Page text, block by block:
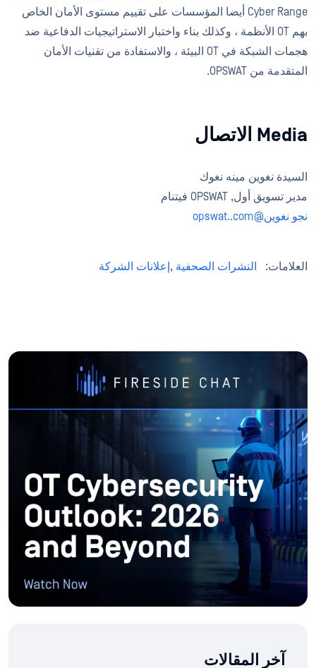
Cyber Range أيضا المؤسسات على تقييم مستوى الأمان الخاص
بهم OT الأنظمة ، وكذلك بناء واختبار الاستراتيجيات الدفاعية ضد
هجمات الشبكة في OT البيئة ، والاستفادة من تقنيات الأمان
المتقدمة من OPSWAT.
Media الاتصال
السيدة نغوين مينه نغوك
مدير تسويق أول, OPSWAT فيتنام
نجو نغوين@opswat..com
العلامات: النشرات الصحفية , إعلانات الشركة
آخر المقالات